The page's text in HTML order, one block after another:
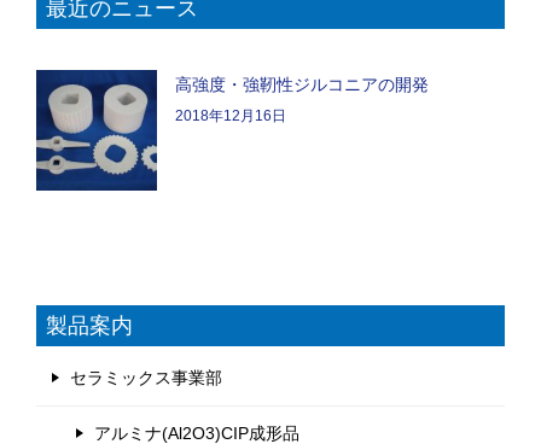
最近のニュース
高強度・強靭性ジルコニアの開発
2018年12月16日
製品案内
セラミックス事業部
アルミナ(Al2O3)CIP成形品